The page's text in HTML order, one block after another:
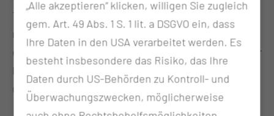
Tag nach der Operation gezogen und Sie können
nach einer kurzen Wartezeit noch an diesem Tag
entlassen werden. Die Nachsorge erfolgte entweder
bei Ihrer/m HNO-Arzt / HNO-Ärztin zu Hause oder in
unserer Klinik.
„Alle akzeptieren“ klicken, willigen Sie zugleich
gem. Art. 49 Abs. 1 S. 1 lit. a DSGVO ein, dass
Ihre Daten in den USA verarbeitet werden. Es
besteht insbesondere das Risiko, das Ihre
Daten durch US-Behörden zu Kontroll- und
Überwachungszwecken, möglicherweise